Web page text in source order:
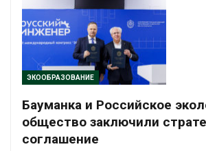
ЭКООБРАЗОВАНИЕ
Бауманка и Российское
общество заключили
соглашение